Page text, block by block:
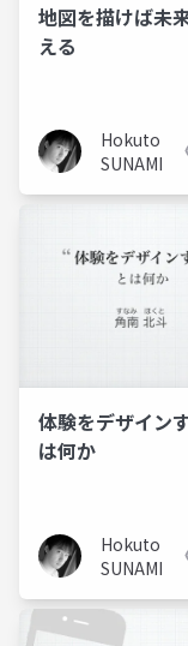
地図を描けば未
える
Hokuto
SUNAMI
体験をデザイン
は何か
Hokuto
SUNAMI